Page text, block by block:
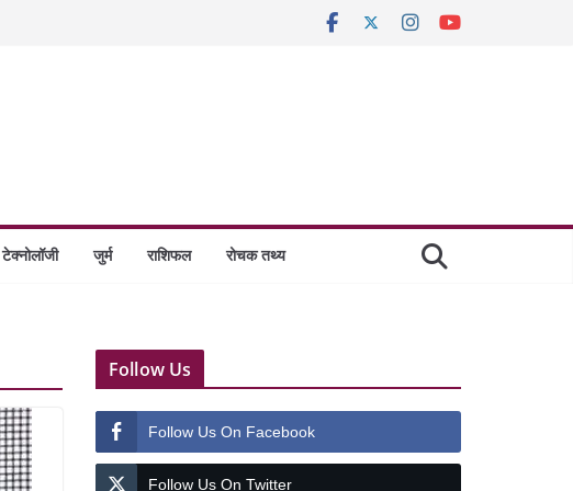
टेक्नोलॉजी जुर्म राशिफल रोचक तथ्य
Follow Us
Follow Us On Facebook
Follow Us On Twitter